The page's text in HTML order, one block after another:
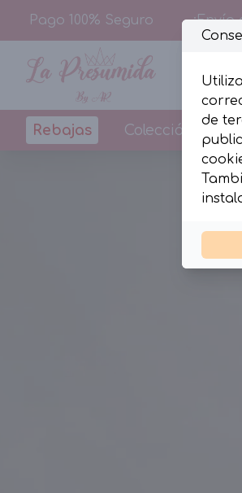
Pago 100% Seguro ¡Envío
Rebajas Colección
de